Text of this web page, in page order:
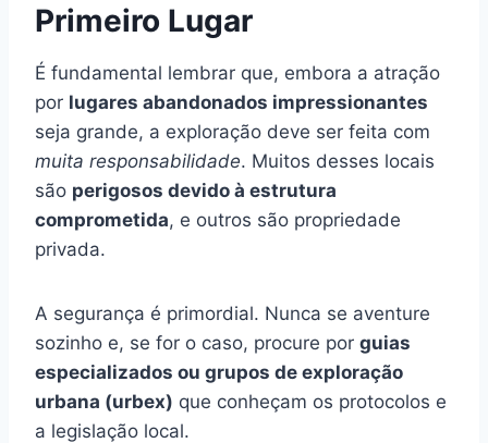
Primeiro Lugar
É fundamental lembrar que, embora a atração
por lugares abandonados impressionantes
seja grande, a exploração deve ser feita com
muita responsabilidade. Muitos desses locais
são perigosos devido à estrutura
comprometida, e outros são propriedade
privada.
A segurança é primordial. Nunca se aventure
sozinho e, se for o caso, procure por guias
especializados ou grupos de exploração
urbana (urbex) que conheçam os protocolos e
a legislação local.